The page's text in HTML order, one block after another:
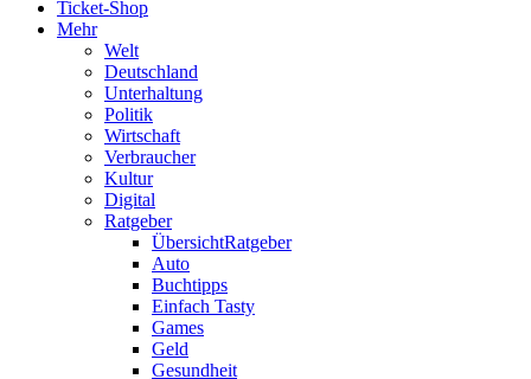
Ticket-Shop
Mehr
Welt
Deutschland
Unterhaltung
Politik
Wirtschaft
Verbraucher
Kultur
Digital
Ratgeber
ÜbersichtRatgeber
Auto
Buchtipps
Einfach Tasty
Games
Geld
Gesundheit